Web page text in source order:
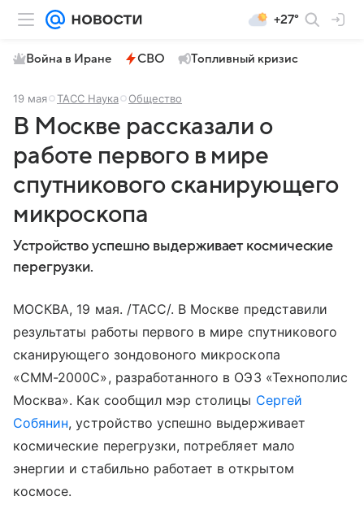
+27°
Война в Иране СВО Топливный кризис
19 мая ТАСС Наука Общество
В Москве рассказали о
работе первого в мире
спутникового сканирующего
микроскопа
Устройство успешно выдерживает космические
перегрузки.
МОСКВА, 19 мая. /ТАСС/. В Москве представили
результаты работы первого в мире спутникового
сканирующего зондовоного микроскопа
«СММ-2000С», разработанного в ОЭЗ «Технополис
Москва». Как сообщил мэр столицы Сергей
Собянин, устройство успешно выдерживает
космические перегрузки, потребляет мало
энергии и стабильно работает в открытом
космосе.